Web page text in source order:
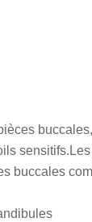
buccales